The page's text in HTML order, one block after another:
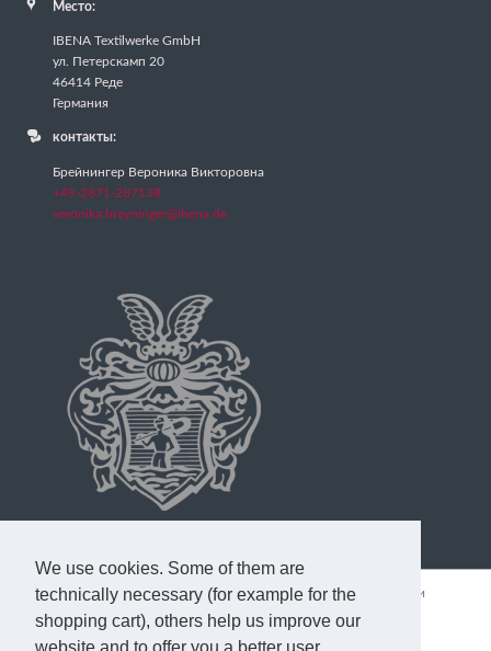
We use cookies. Some of them are
technically necessary (for example for the
shopping cart), others help us improve our
Место:
IBENA Textilwerke GmbH
ул. Петерскамп 20
46414 Реде
Германия
контакты:
Брейнингер Вероника Викторовна
+49-2871-287138
veronika.breyninger@ibena.de
Пропустить
навигацию
Главная О компании Продукция На поверхности
Полезная информация Новости [EN] Контакты